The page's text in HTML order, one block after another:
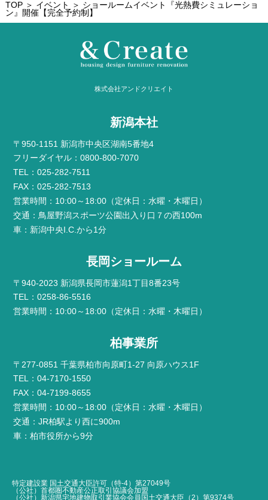
TOP＞ イベント
＞ ショールームイベント『光熱費シミュレーショ
ン』開催【完全予約制】
株式会社アンドクリエイト
新潟本社
〒950-1151 新潟市中央区湖南5番地4
フリーダイヤル：0800-800-7070
TEL：025-282-7511
FAX：025-282-7513
営業時間：10:00～18:00（定休日：水曜・木曜日）
交通：鳥屋野潟スポーツ公園出入り口７の西100m
車：新潟中央I.C.から1分
長岡ショールーム
〒940-2023 新潟県長岡市蓮潟1丁目8番23号
TEL：0258-86-5516
営業時間：10:00～18:00（定休日：水曜・木曜日）
柏事業所
〒277-0851 千葉県柏市向原町1-27 向原ハウス1F
TEL：04-7170-1550
FAX：04-7199-8655
営業時間：10:00～18:00（定休日：水曜・木曜日）
交通：JR柏駅より西に900m
車：柏市役所から9分
特定建設業 国土交通大臣許可（特-4）第27049号
（公社）首都圏不動産公正取引協議会加盟
（公社）新潟県宅地建物取引業協会会員国土交通大臣（2）第9374号